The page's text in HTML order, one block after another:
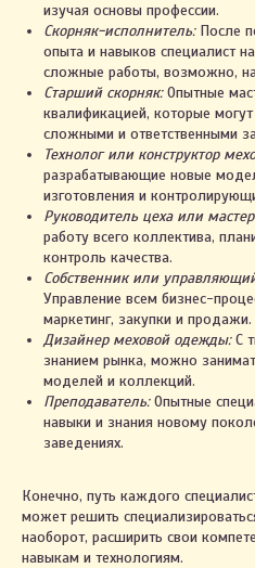
изучая основы профессии.
Скорняк-исполнитель:После
опыта и навыков специалист
сложные работы, возможно,
Старший скорняк:Опытные
квалификацией, которые
сложными и ответственными
Технолог или конструктор
разрабатывающие новые
изготовления и
Руководитель цеха или
работу всего коллектива,
контроль качества.
Собственник или
Управление всем бизнес-
маркетинг, закупки и продажи.
Дизайнер меховой одежды:С
знанием рынка, можно
моделей и коллекций.
Преподаватель:Опытные
навыки и знания новому
заведениях.
Конечно, путь каждого
может решить
наоборот, расширить свои
навыкам и технологиям.